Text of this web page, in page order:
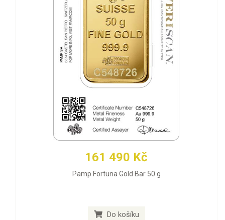
161 490 Kč
Pamp Fortuna Gold Bar 50 g
Do košíku